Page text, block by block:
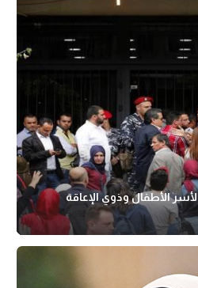
لأسر الأطفال وذوي الإعاقة